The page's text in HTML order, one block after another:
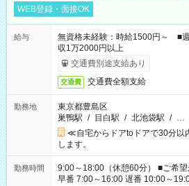
WEB登録・面接OK
給与
無資格未経験：時給1500円～ ■
収1万2000円以上
交通費別途支給あり
交通費 交通費全額支給
勤務地
東京都豊島区
巣鴨駅 / 目白駅 / 北池袋駅 / …
≪自宅からドアtoドアで30分
します。
勤務時間
9:00～18:00（休憩60分） ■ご希望があれば下記シフトもOK！
早番 7:00～16:00 遅番 10:00～19:00